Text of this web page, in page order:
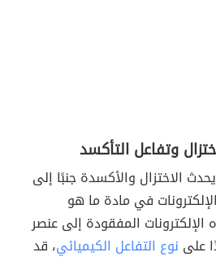
وتفاعل التأكسد
الاختزال والأكسدة جنبًا إلى
في مادة ما هو
المفقودة إلى عنصر
على نوع التفاعل الكيميائي، قد